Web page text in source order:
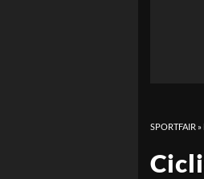
SPORTFAIR »